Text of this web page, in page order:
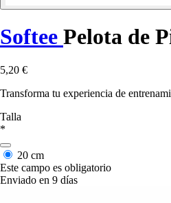
Softee Pelota de
5,20 €
Transforma tu experiencia de
Talla
*
20 cm
Este campo es obligatorio
Enviado en 9 días